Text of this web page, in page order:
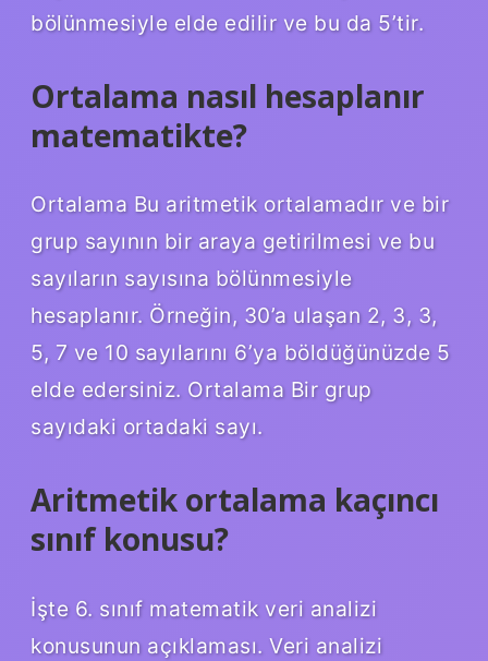
bölünmesiyle elde edilir ve bu da 5’tir.
Ortalama nasıl hesaplanır
matematikte?
Ortalama Bu aritmetik ortalamadır ve bir
grup sayının bir araya getirilmesi ve bu
sayıların sayısına bölünmesiyle
hesaplanır. Örneğin, 30’a ulaşan 2, 3, 3,
5, 7 ve 10 sayılarını 6’ya böldüğünüzde 5
elde edersiniz. Ortalama Bir grup
sayıdaki ortadaki sayı.
Aritmetik ortalama kaçıncı
sınıf konusu?
İşte 6. sınıf matematik veri analizi
konusunun açıklaması. Veri analizi